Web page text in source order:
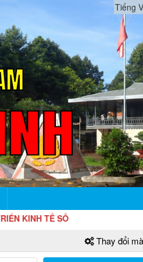
Tiếng
TỐC, BỨT PHÁ
Thay đổi